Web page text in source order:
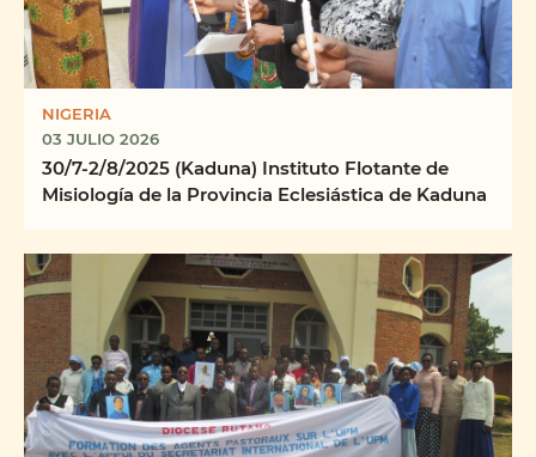
NIGERIA
03 JULIO 2026
30/7-2/8/2025 (Kaduna) Instituto Flotante de
Misiología de la Provincia Eclesiástica de Kaduna